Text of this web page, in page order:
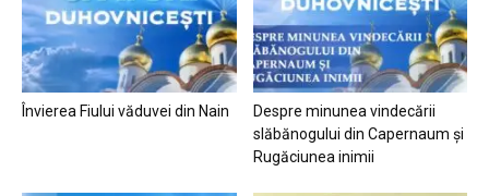
Învierea Fiului văduvei din Nain
Despre minunea vindecării
slăbănogului din Capernaum și
Rugăciunea inimii